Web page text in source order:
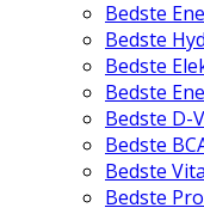
Bedste
Bedste
Bedste
Bedste
Bedste D-
Bedste
Bedste
Bedste